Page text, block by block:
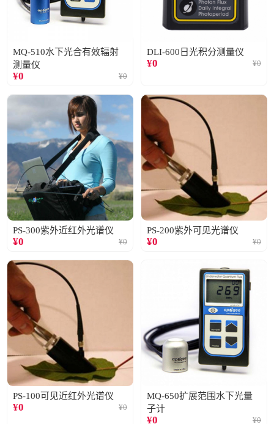
MQ-510水下光合有效辐射
测量仪
¥0 ¥0
DLI-600日光积分测量仪
¥0 ¥0
PS-300紫外近红外光谱仪
¥0 ¥0
PS-200紫外可见光谱仪
¥0 ¥0
PS-100可见近红外光谱仪
¥0 ¥0
MQ-650扩展范围水下光量
子计
¥0 ¥0